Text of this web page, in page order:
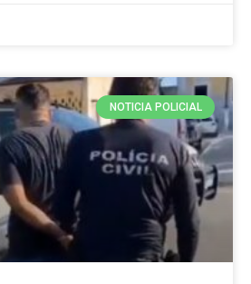
NOTICIA POLICIAL